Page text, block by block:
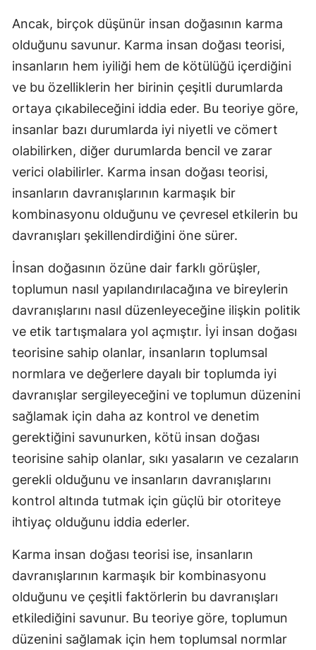
Ancak, birçok düşünür insan doğasının karma
olduğunu savunur. Karma insan doğası teorisi,
insanların hem iyiliği hem de kötülüğü içerdiğini
ve bu özelliklerin her birinin çeşitli durumlarda
ortaya çıkabileceğini iddia eder. Bu teoriye göre,
insanlar bazı durumlarda iyi niyetli ve cömert
olabilirken, diğer durumlarda bencil ve zarar
verici olabilirler. Karma insan doğası teorisi,
insanların davranışlarının karmaşık bir
kombinasyonu olduğunu ve çevresel etkilerin bu
davranışları şekillendirdiğini öne sürer.
İnsan doğasının özüne dair farklı görüşler,
toplumun nasıl yapılandırılacağına ve bireylerin
davranışlarını nasıl düzenleyeceğine ilişkin politik
ve etik tartışmalara yol açmıştır. İyi insan doğası
teorisine sahip olanlar, insanların toplumsal
normlara ve değerlere dayalı bir toplumda iyi
davranışlar sergileyeceğini ve toplumun düzenini
sağlamak için daha az kontrol ve denetim
gerektiğini savunurken, kötü insan doğası
teorisine sahip olanlar, sıkı yasaların ve cezaların
gerekli olduğunu ve insanların davranışlarını
kontrol altında tutmak için güçlü bir otoriteye
ihtiyaç olduğunu iddia ederler.
Karma insan doğası teorisi ise, insanların
davranışlarının karmaşık bir kombinasyonu
olduğunu ve çeşitli faktörlerin bu davranışları
etkilediğini savunur. Bu teoriye göre, toplumun
düzenini sağlamak için hem toplumsal normlar